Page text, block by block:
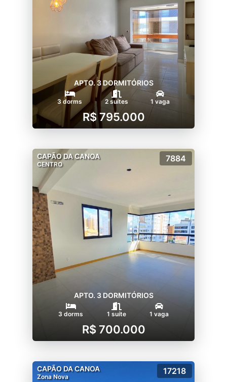
APTO. 3 DORMITÓRIOS
3 dorms 2 suítes 1 vaga
R$ 795.000
CAPÃO DA CANOA
CENTRO
7884
APTO. 3 DORMITÓRIOS
3 dorms 1 suíte 1 vaga
R$ 700.000
CAPÃO DA CANOA
Zona Nova
17218